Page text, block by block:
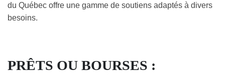
du Québec offre une gamme de soutiens adaptés à divers
besoins.
PRÊTS OU BOURSES :